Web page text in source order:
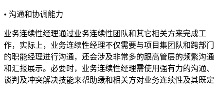
• 沟通和协调能力
业务连续性经理通过业务连续性团队和其它相关方来完成工
作，实际上，业务连续性经理不仅需要与项目集团队和跨部门
的职能经理进行沟通，还会涉及非常多的跟高管层的频繁沟通
和汇报展示。必要时，业务连续性经理需使用强有力的沟通、
谈判及冲突解决技能来帮助缓和相关方对业务连续性及其既定